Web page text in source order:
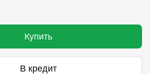
Купить
В кредит